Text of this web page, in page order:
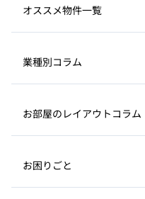
オススメ物件一覧
業種別コラム
お部屋のレイアウトコラム
お困りごと